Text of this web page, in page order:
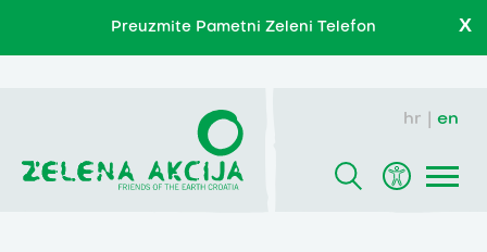
Preuzmite Pametni Zeleni Telefon X
hr en